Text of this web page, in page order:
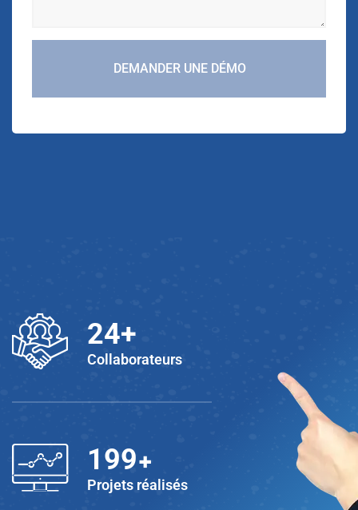
DEMANDER UNE DÉMO
25+
Collaborateurs
200+
Projets réalisés